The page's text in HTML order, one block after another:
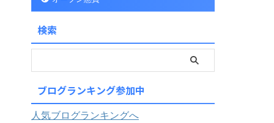
検索
ブログランキング参加中
人気ブログランキングへ